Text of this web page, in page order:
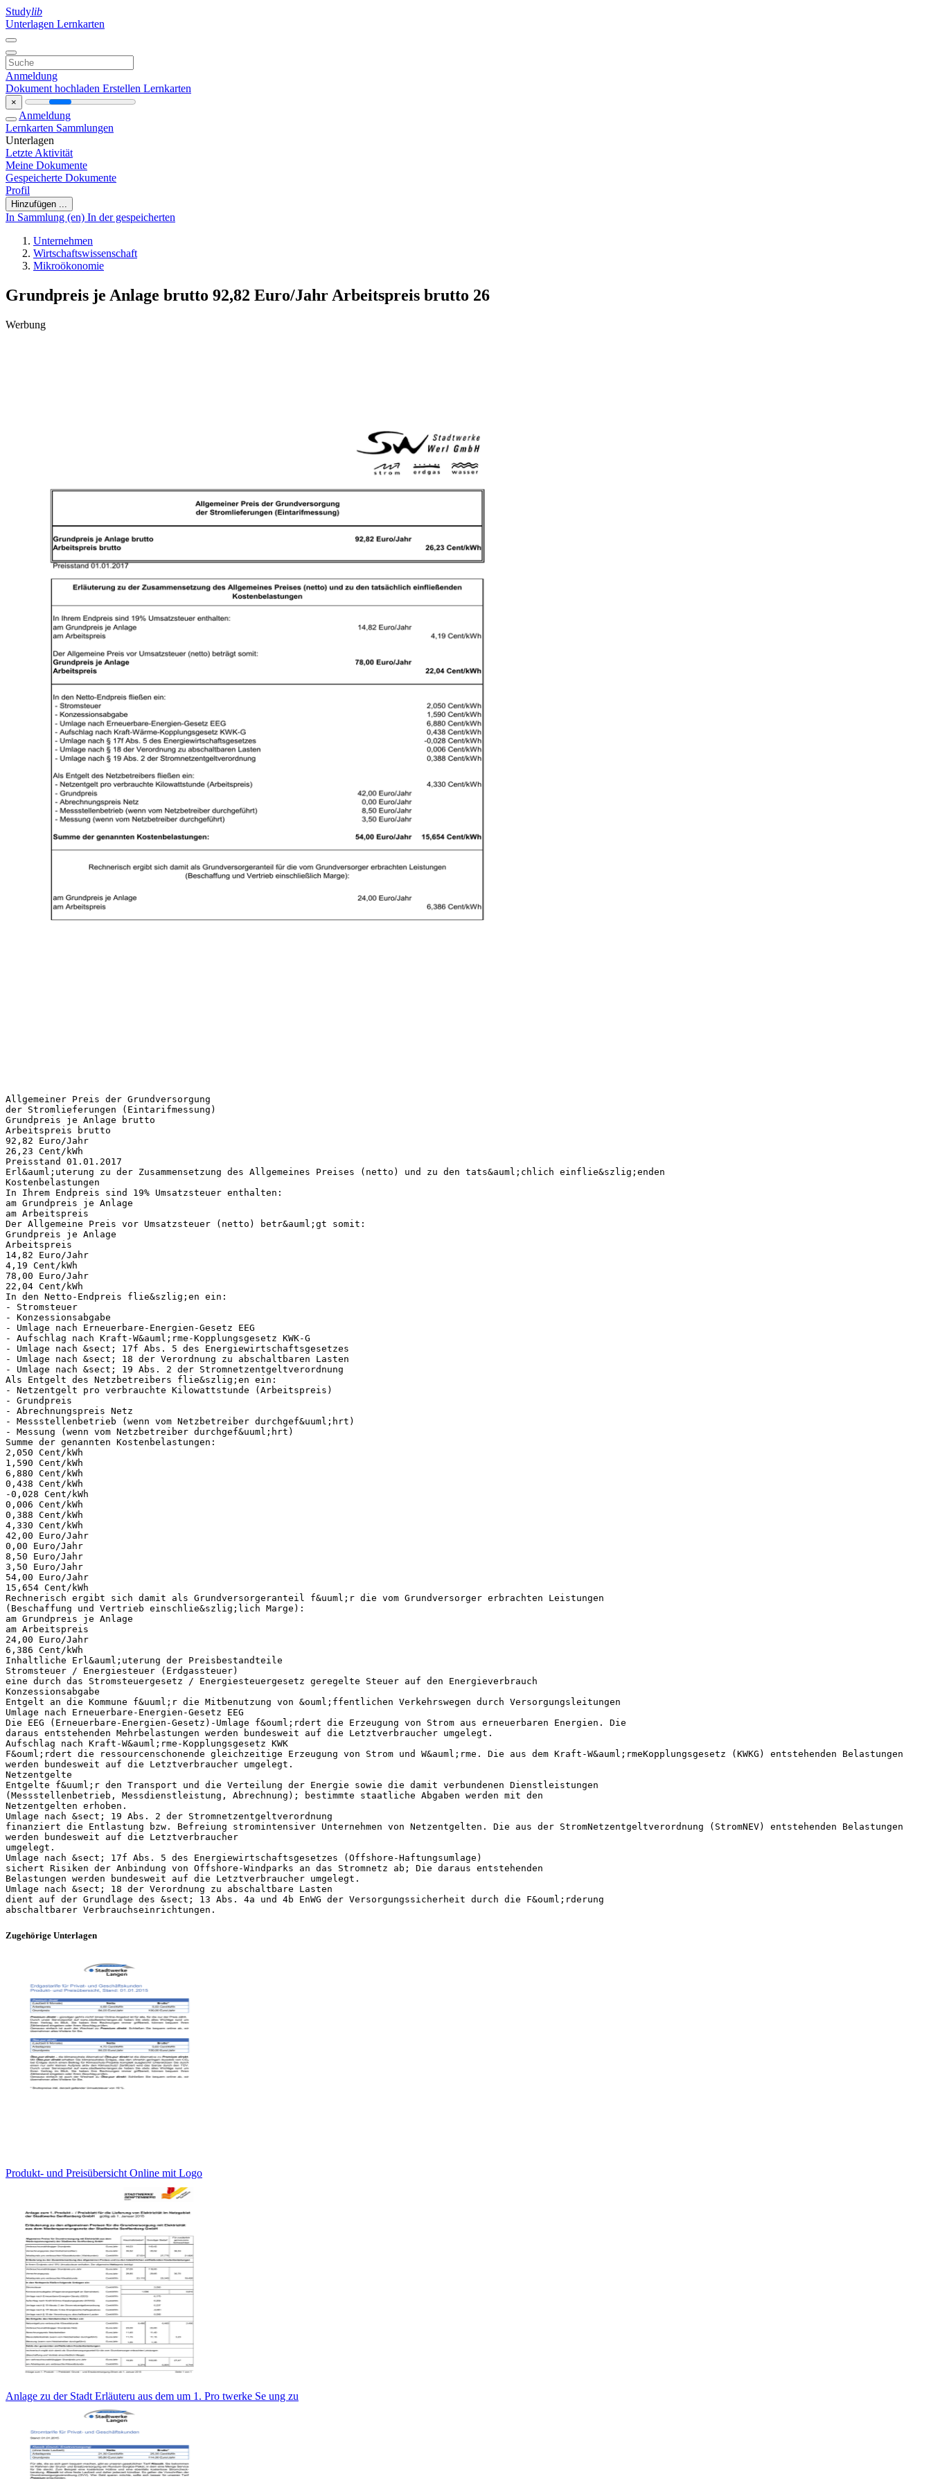
Studylib
Unterlagen Lernkarten
Anmeldung
Dokument hochladen Erstellen Lernkarten
×
Anmeldung
Lernkarten Sammlungen
Unterlagen
Letzte Aktivität
Meine Dokumente
Gespeicherte Dokumente
Profil
Hinzufügen ...
In Sammlung (en) In der gespeicherten
Unternehmen
Wirtschaftswissenschaft
Mikroökonomie
Grundpreis je Anlage brutto 92,82 Euro/Jahr Arbeitspreis brutto 26
Werbung
Allgemeiner Preis der Grundversorgung
der Stromlieferungen (Eintarifmessung)
Grundpreis je Anlage brutto
Arbeitspreis brutto
92,82 Euro/Jahr
26,23 Cent/kWh
Preisstand 01.01.2017
Erl&auml;uterung zu der Zusammensetzung des Allgemeines Preises (netto) und zu den tats&auml;chlich einflie&szlig;enden
Kostenbelastungen
In Ihrem Endpreis sind 19% Umsatzsteuer enthalten:
am Grundpreis je Anlage
am Arbeitspreis
Der Allgemeine Preis vor Umsatzsteuer (netto) betr&auml;gt somit:
Grundpreis je Anlage
Arbeitspreis
14,82 Euro/Jahr
4,19 Cent/kWh
78,00 Euro/Jahr
22,04 Cent/kWh
In den Netto-Endpreis flie&szlig;en ein:
- Stromsteuer
- Konzessionsabgabe
- Umlage nach Erneuerbare-Energien-Gesetz EEG
- Aufschlag nach Kraft-W&auml;rme-Kopplungsgesetz KWK-G
- Umlage nach &sect; 17f Abs. 5 des Energiewirtschaftsgesetzes
- Umlage nach &sect; 18 der Verordnung zu abschaltbaren Lasten
- Umlage nach &sect; 19 Abs. 2 der Stromnetzentgeltverordnung
Als Entgelt des Netzbetreibers flie&szlig;en ein:
- Netzentgelt pro verbrauchte Kilowattstunde (Arbeitspreis)
- Grundpreis
- Abrechnungspreis Netz
- Messstellenbetrieb (wenn vom Netzbetreiber durchgef&uuml;hrt)
- Messung (wenn vom Netzbetreiber durchgef&uuml;hrt)
Summe der genannten Kostenbelastungen:
2,050 Cent/kWh
1,590 Cent/kWh
6,880 Cent/kWh
0,438 Cent/kWh
-0,028 Cent/kWh
0,006 Cent/kWh
0,388 Cent/kWh
4,330 Cent/kWh
42,00 Euro/Jahr
0,00 Euro/Jahr
8,50 Euro/Jahr
3,50 Euro/Jahr
54,00 Euro/Jahr
15,654 Cent/kWh
Rechnerisch ergibt sich damit als Grundversorgeranteil f&uuml;r die vom Grundversorger erbrachten Leistungen
(Beschaffung und Vertrieb einschlie&szlig;lich Marge):
am Grundpreis je Anlage
am Arbeitspreis
24,00 Euro/Jahr
6,386 Cent/kWh
Inhaltliche Erl&auml;uterung der Preisbestandteile
Stromsteuer / Energiesteuer (Erdgassteuer)
eine durch das Stromsteuergesetz / Energiesteuergesetz geregelte Steuer auf den Energieverbrauch
Konzessionsabgabe
Entgelt an die Kommune f&uuml;r die Mitbenutzung von &ouml;ffentlichen Verkehrswegen durch Versorgungsleitungen
Umlage nach Erneuerbare-Energien-Gesetz EEG
Die EEG (Erneuerbare-Energien-Gesetz)-Umlage f&ouml;rdert die Erzeugung von Strom aus erneuerbaren Energien. Die
daraus entstehenden Mehrbelastungen werden bundesweit auf die Letztverbraucher umgelegt.
Aufschlag nach Kraft-W&auml;rme-Kopplungsgesetz KWK
F&ouml;rdert die ressourcenschonende gleichzeitige Erzeugung von Strom und W&auml;rme. Die aus dem Kraft-W&auml;rmeKopplungsgesetz (KWKG) entstehenden Belastungen
werden bundesweit auf die Letztverbraucher umgelegt.
Netzentgelte
Entgelte f&uuml;r den Transport und die Verteilung der Energie sowie die damit verbundenen Dienstleistungen
(Messstellenbetrieb, Messdienstleistung, Abrechnung); bestimmte staatliche Abgaben werden mit den
Netzentgelten erhoben.
Umlage nach &sect; 19 Abs. 2 der Stromnetzentgeltverordnung
finanziert die Entlastung bzw. Befreiung stromintensiver Unternehmen von Netzentgelten. Die aus der StromNetzentgeltverordnung (StromNEV) entstehenden Belastungen
werden bundesweit auf die Letztverbraucher
umgelegt.
Umlage nach &sect; 17f Abs. 5 des Energiewirtschaftsgesetzes (Offshore-Haftungsumlage)
sichert Risiken der Anbindung von Offshore-Windparks an das Stromnetz ab; Die daraus entstehenden
Belastungen werden bundesweit auf die Letztverbraucher umgelegt.
Umlage nach &sect; 18 der Verordnung zu abschaltbare Lasten
dient auf der Grundlage des &sect; 13 Abs. 4a und 4b EnWG der Versorgungssicherheit durch die F&ouml;rderung
Zugehörige Unterlagen
Produkt- und Preisübersicht Online mit Logo
Anlage zu der Stadt Erläuteru aus dem um 1. Pro twerke Se ung zu